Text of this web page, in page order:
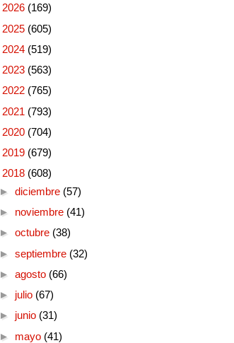
2026 (169)
2025 (605)
2024 (519)
2023 (563)
2022 (765)
2021 (793)
2020 (704)
2019 (679)
2018 (608)
► diciembre (57)
► noviembre (41)
► octubre (38)
► septiembre (32)
► agosto (66)
► julio (67)
► junio (31)
► mayo (41)